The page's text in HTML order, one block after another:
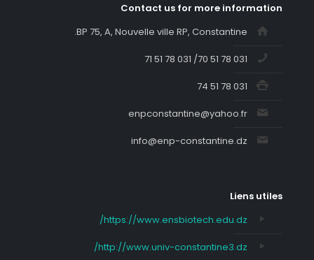
Contact us for more information
BP 75, A, Nouvelle ville RP, Constantine.
031 78 51 70/ 031 78 51 71
031 78 51 74
enpconstantine@yahoo.fr
info@enp-constantine.dz
Liens utiles
https://www.ensbiotech.edu.dz/
http://www.univ-constantine3.dz/